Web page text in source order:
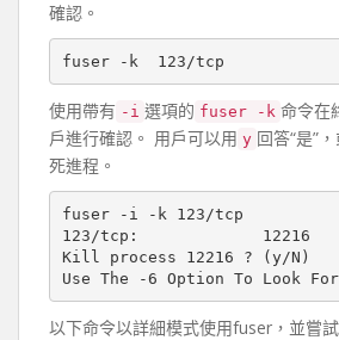
確認。
使用帶有 -i 選項的 fuser -k 命令在
戶進行確認。 用戶可以用 y 回答“是”
死進程。
fuser -i -k 123/tcp
123/tcp:             12216
Kill process 12216 ? (y/N)
以下命令以詳細模式使用fuser，並嘗